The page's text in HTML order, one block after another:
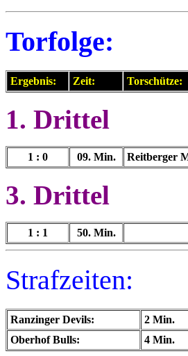
Torfolge:
Ergebnis: Zeit: Torschütze:
1. Drittel
1 : 0 09. Min. Reitberger
3. Drittel
1 : 1 50. Min.
Strafzeiten:
Ranzinger Devils: 2 Min.
Oberhof Bulls:
4 Min.